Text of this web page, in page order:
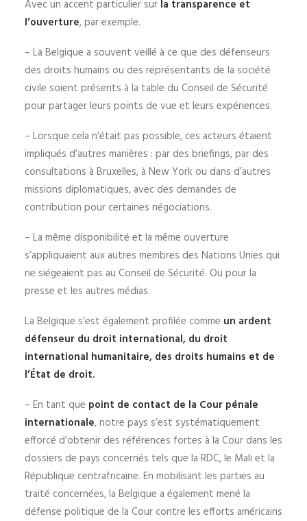
Avec un accent particulier sur la transparence et
l’ouverture, par exemple.
– La Belgique a souvent veillé à ce que des défenseurs
des droits humains ou des représentants de la société
civile soient présents à la table du Conseil de Sécurité
pour partager leurs points de vue et leurs expériences.
– Lorsque cela n’était pas possible, ces acteurs étaient
impliqués d’autres manières : par des briefings, par des
consultations à Bruxelles, à New York ou dans d’autres
missions diplomatiques, avec des demandes de
contribution pour certaines négociations.
– La même disponibilité et la même ouverture
s’appliquaient aux autres membres des Nations Unies qui
ne siégeaient pas au Conseil de Sécurité. Ou pour la
presse et les autres médias.
La Belgique s’est également profilée comme un ardent
défenseur du droit international, du droit
international humanitaire, des droits humains et de
l’État de droit.
– En tant que point de contact de la Cour pénale
internationale, notre pays s’est systématiquement
efforcé d’obtenir des références fortes à la Cour dans les
dossiers de pays concernés tels que la RDC, le Mali et la
République centrafricaine. En mobilisant les parties au
traité concernées, la Belgique a également mené la
défense politique de la Cour contre les efforts américains